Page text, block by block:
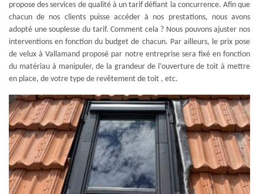
propose des services de qualité à un tarif défiant la concurrence. Afin que
chacun de nos clients puisse accéder à nos prestations, nous avons
adopté une souplesse du tarif. Comment cela ? Nous pouvons ajuster nos
interventions en fonction du budget de chacun. Par ailleurs, le prix pose
de velux à Vallamand proposé par notre entreprise sera fixé en fonction
du matériau à manipuler, de la grandeur de l’ouverture de toit à mettre
en place, de votre type de revêtement de toit , etc.